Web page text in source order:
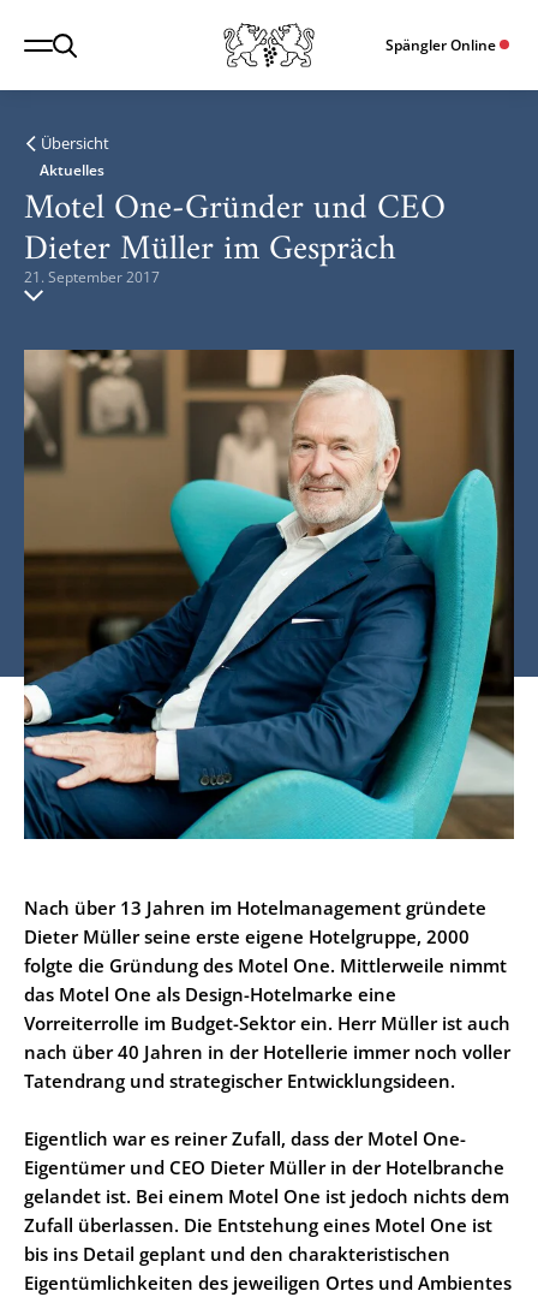
Spängler Online
Übersicht
Aktuelles
Motel One-Gründer und CEO
Dieter Müller im Gespräch
21. September 2017
Nach über 13 Jahren im Hotelmanagement gründete
Dieter Müller seine erste eigene Hotelgruppe, 2000
folgte die Gründung des Motel One. Mittlerweile nimmt
das Motel One als Design-Hotelmarke eine
Vorreiterrolle im Budget-Sektor ein. Herr Müller ist auch
nach über 40 Jahren in der Hotellerie immer noch voller
Tatendrang und strategischer Entwicklungsideen.
Eigentlich war es reiner Zufall, dass der Motel One-
Eigentümer und CEO Dieter Müller in der Hotelbranche
gelandet ist. Bei einem Motel One ist jedoch nichts dem
Zufall überlassen. Die Entstehung eines Motel One ist
bis ins Detail geplant und den charakteristischen
Eigentümlichkeiten des jeweiligen Ortes und Ambientes